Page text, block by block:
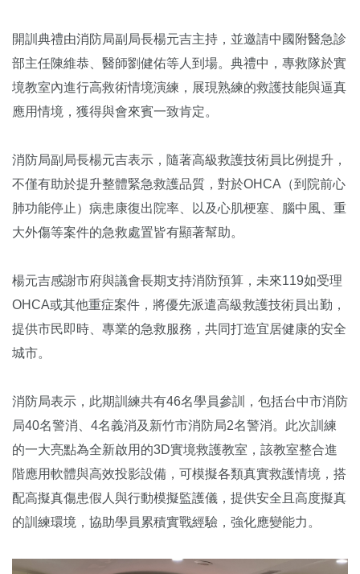
開訓典禮由消防局副局長楊元吉主持，並邀請中國附醫急診
部主任陳維恭、醫師劉健佑等人到場。典禮中，專救隊於實
境教室內進行高救術情境演練，展現熟練的救護技能與逼真
應用情境，獲得與會來賓一致肯定。
消防局副局長楊元吉表示，隨著高級救護技術員比例提升，
不僅有助於提升整體緊急救護品質，對於OHCA（到院前心
肺功能停止）病患康復出院率、以及心肌梗塞、腦中風、重
大外傷等案件的急救處置皆有顯著幫助。
楊元吉感謝市府與議會長期支持消防預算，未來119如受理
OHCA或其他重症案件，將優先派遣高級救護技術員出勤，
提供市民即時、專業的急救服務，共同打造宜居健康的安全
城市。
消防局表示，此期訓練共有46名學員參訓，包括台中市消防
局40名警消、4名義消及新竹市消防局2名警消。此次訓練
的一大亮點為全新啟用的3D實境救護教室，該教室整合進
階應用軟體與高效投影設備，可模擬各類真實救護情境，搭
配高擬真傷患假人與行動模擬監護儀，提供安全且高度擬真
的訓練環境，協助學員累積實戰經驗，強化應變能力。